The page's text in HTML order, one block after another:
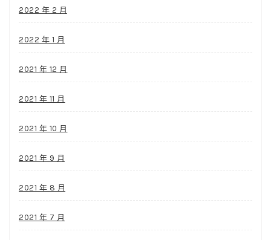
2022 年 2 月
2022 年 1 月
2021 年 12 月
2021 年 11 月
2021 年 10 月
2021 年 9 月
2021 年 8 月
2021 年 7 月